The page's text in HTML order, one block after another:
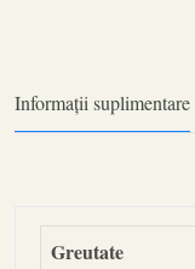
Informații suplimentare
Greutate